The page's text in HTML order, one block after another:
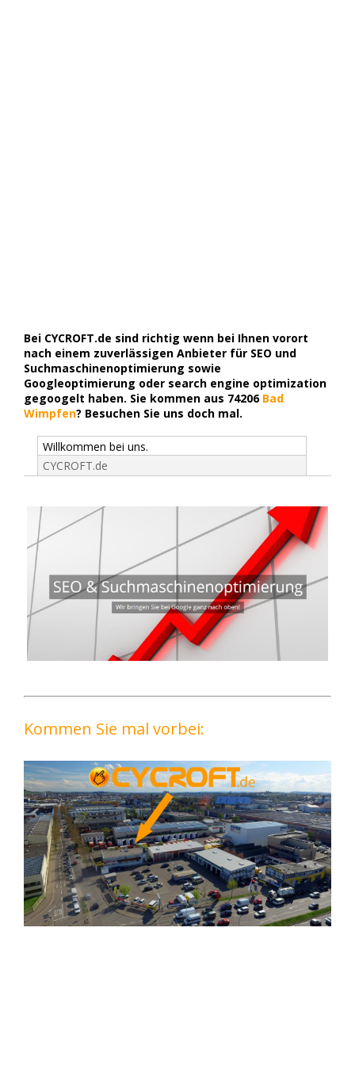
Bei CYCROFT.de sind richtig wenn bei Ihnen vorort
nach einem zuverlässigen Anbieter für SEO und
Suchmaschinenoptimierung sowie
Googleoptimierung oder search engine optimization
gegoogelt haben. Sie kommen aus 74206 Bad
Wimpfen? Besuchen Sie uns doch mal.
Willkommen bei uns.
CYCROFT.de
Kommen Sie mal vorbei: